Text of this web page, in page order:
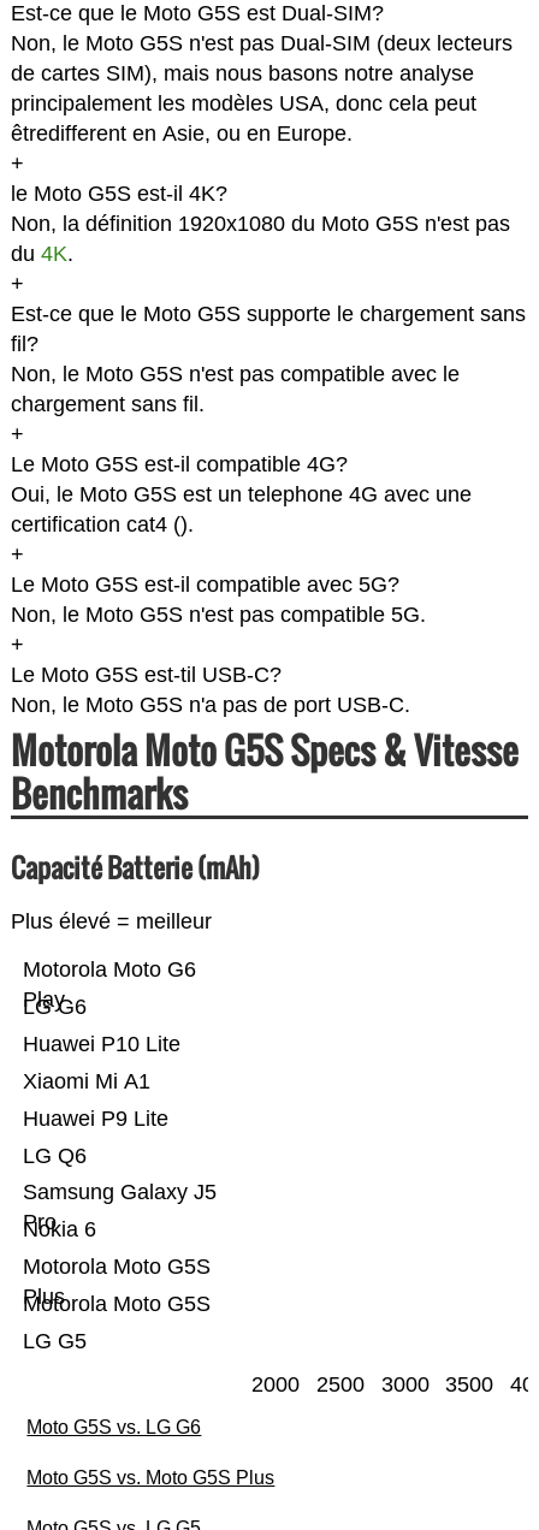
Est-ce que le Moto G5S est Dual-SIM?
Non, le Moto G5S n'est pas Dual-SIM (deux lecteurs
de cartes SIM), mais nous basons notre analyse
principalement les modèles USA, donc cela peut
êtredifferent en Asie, ou en Europe.
+
le Moto G5S est-il 4K?
Non, la définition 1920x1080 du Moto G5S n'est pas
du 4K.
+
Est-ce que le Moto G5S supporte le chargement sans
fil?
Non, le Moto G5S n'est pas compatible avec le
chargement sans fil.
+
Le Moto G5S est-il compatible 4G?
Oui, le Moto G5S est un telephone 4G avec une
certification cat4 ().
+
Le Moto G5S est-il compatible avec 5G?
Non, le Moto G5S n'est pas compatible 5G.
+
Le Moto G5S est-til USB-C?
Non, le Moto G5S n'a pas de port USB-C.
Motorola Moto G5S Specs & Vitesse
Benchmarks
Capacité Batterie (mAh)
Plus élevé = meilleur
LG G5
Motorola Moto G5S
Motorola Moto G5S
Plus
Nokia 6
Samsung Galaxy J5
Pro
LG Q6
Huawei P9 Lite
Xiaomi Mi A1
Huawei P10 Lite
LG G6
Motorola Moto G6
Play
2000 2500 3000 3500
Moto G5S vs. LG G6
Moto G5S vs. Moto G5S Plus